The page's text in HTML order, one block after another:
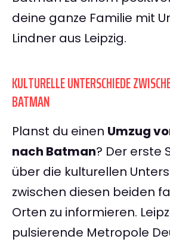
deine ganze Familie mit
Lindner aus Leipzig.
KULTURELLE UNTERSCHIEDE
BATMAN
Planst du einen Umzug
nach Batman? Der erste
über die kulturellen
zwischen diesen beiden
Orten zu informieren.
pulsierende Metropole